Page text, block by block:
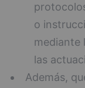
o
mediante
las
Además,